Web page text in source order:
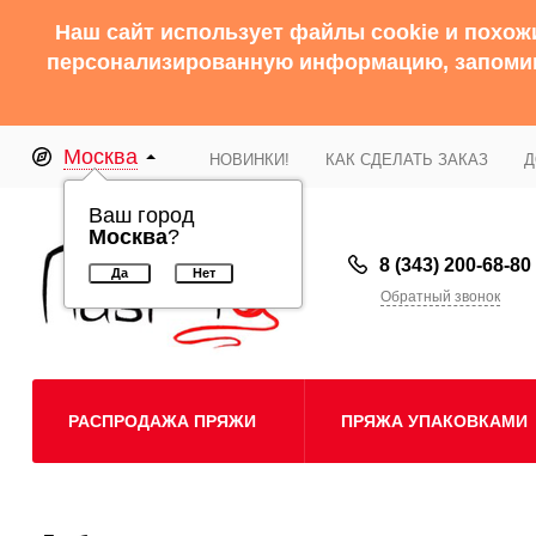
Наш сайт использует файлы cookie и
персонализированную информацию,
Москва
Ваш город
Москва?
НОВИНКИ! КАК СДЕЛАТЬ ЗАКАЗ
8 (343) 200-68-80
Обратный звонок
РАСПРОДАЖА ПРЯЖИ ПРЯЖА УПАКОВКАМИ